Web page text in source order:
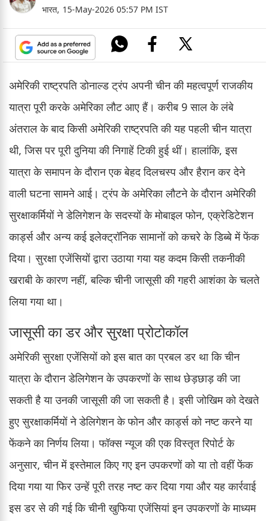
भारत, 15-May-2026 05:57 PM IST
अमेरिकी राष्ट्रपति डोनाल्ड ट्रंप अपनी चीन की महत्वपूर्ण राजकीय
यात्रा पूरी करके अमेरिका लौट आए हैं। करीब 9 साल के लंबे
अंतराल के बाद किसी अमेरिकी राष्ट्रपति की यह पहली चीन यात्रा
थी, जिस पर पूरी दुनिया की निगाहें टिकी हुई थीं। हालांकि, इस
यात्रा के समापन के दौरान एक बेहद दिलचस्प और हैरान कर देने
वाली घटना सामने आई। ट्रंप के अमेरिका लौटने के दौरान अमेरिकी
सुरक्षाकर्मियों ने डेलिगेशन के सदस्यों के मोबाइल फोन, एक्रेडिटेशन
कार्ड्स और अन्य कई इलेक्ट्रॉनिक सामानों को कचरे के डिब्बे में फेंक
दिया। सुरक्षा एजेंसियों द्वारा उठाया गया यह कदम किसी तकनीकी
खराबी के कारण नहीं, बल्कि चीनी जासूसी की गहरी आशंका के चलते
लिया गया था।
जासूसी का डर और सुरक्षा प्रोटोकॉल
अमेरिकी सुरक्षा एजेंसियों को इस बात का प्रबल डर था कि चीन
यात्रा के दौरान डेलिगेशन के उपकरणों के साथ छेड़छाड़ की जा
सकती है या उनकी जासूसी की जा सकती है। इसी जोखिम को देखते
हुए सुरक्षाकर्मियों ने डेलिगेशन के फोन और कार्ड्स को नष्ट करने या
फेंकने का निर्णय लिया। फॉक्स न्यूज की एक विस्तृत रिपोर्ट के
अनुसार, चीन में इस्तेमाल किए गए इन उपकरणों को या तो वहीं फेंक
दिया गया या फिर उन्हें पूरी तरह नष्ट कर दिया गया और यह कार्रवाई
इस डर से की गई कि चीनी खुफिया एजेंसियां इन उपकरणों के माध्यम